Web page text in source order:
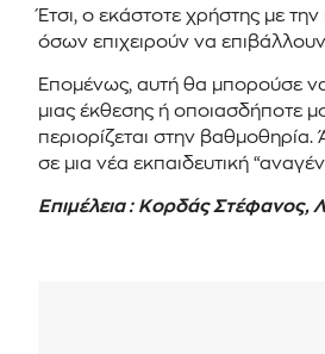
Έτσι, ο εκάστοτε χρήστης με
όσων επιχειρούν να
Επομένως, αυτή θα μπορούσε
μιας έκθεσης ή οποιασδήποτε
περιορίζεται στην
σε μια νέα εκπαιδευτική
Επιμέλεια : Κορδάς Στέφανος,